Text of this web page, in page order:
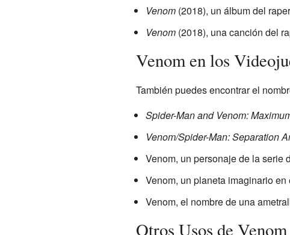
Venom(2018), un álbum del
Venom(2018), una canción del
Venom en los
También puedes encontrar el
Spider-Man and Venom:
Venom/Spider-Man: Separation
Venom, un personaje de la serie
Venom, un planeta imaginario
Venom, el nombre de una
Otros Usos de Venom